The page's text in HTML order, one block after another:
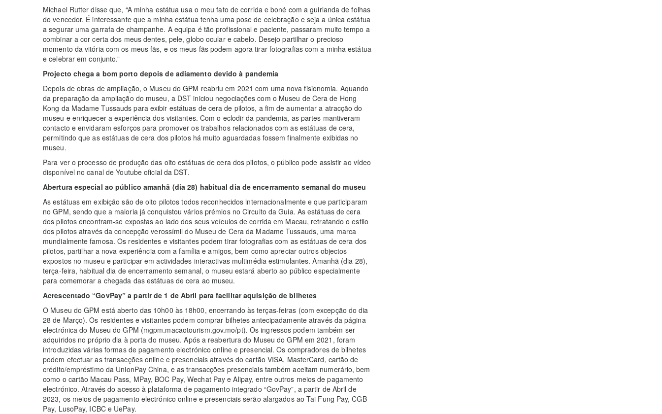
Michael Rutter disse que, “A minha estátua usa o meu fato de corrida e boné com a guirlanda de folhas
do vencedor. É interessante que a minha estátua tenha uma pose de celebração e seja a única estátua
a segurar uma garrafa de champanhe. A equipa é tão profissional e paciente, passaram muito tempo a
combinar a cor certa dos meus dentes, pele, globo ocular e cabelo. Desejo partilhar o precioso
momento da vitória com os meus fãs, e os meus fãs podem agora tirar fotografias com a minha estátua
e celebrar em conjunto.”
Projecto chega a bom porto depois de adiamento devido à pandemia
Depois de obras de ampliação, o Museu do GPM reabriu em 2021 com uma nova fisionomia. Aquando
da preparação da ampliação do museu, a DST iniciou negociações com o Museu de Cera de Hong
Kong da Madame Tussauds para exibir estátuas de cera de pilotos, a fim de aumentar a atracção do
museu e enriquecer a experiência dos visitantes. Com o eclodir da pandemia, as partes mantiveram
contacto e envidaram esforços para promover os trabalhos relacionados com as estátuas de cera,
permitindo que as estátuas de cera dos pilotos há muito aguardadas fossem finalmente exibidas no
museu.
Para ver o processo de produção das oito estátuas de cera dos pilotos, o público pode assistir ao vídeo
disponível no canal de Youtube oficial da DST.
Abertura especial ao público amanhã (dia 28) habitual dia de encerramento semanal do museu
As estátuas em exibição são de oito pilotos todos reconhecidos internacionalmente e que participaram
no GPM, sendo que a maioria já conquistou vários prémios no Circuito da Guia. As estátuas de cera
dos pilotos encontram-se expostas ao lado dos seus veículos de corrida em Macau, retratando o estilo
dos pilotos através da concepção verossímil do Museu de Cera da Madame Tussauds, uma marca
mundialmente famosa. Os residentes e visitantes podem tirar fotografias com as estátuas de cera dos
pilotos, partilhar a nova experiência com a família e amigos, bem como apreciar outros objectos
expostos no museu e participar em actividades interactivas multimédia estimulantes. Amanhã (dia 28),
terça-feira, habitual dia de encerramento semanal, o museu estará aberto ao público especialmente
para comemorar a chegada das estátuas de cera ao museu.
Acrescentado “GovPay” a partir de 1 de Abril para facilitar aquisição de bilhetes
O Museu do GPM está aberto das 10h00 às 18h00, encerrando às terças-feiras (com excepção do dia
28 de Março). Os residentes e visitantes podem comprar bilhetes antecipadamente através da página
electrónica do Museu do GPM (mgpm.macaotourism.gov.mo/pt). Os ingressos podem também ser
adquiridos no próprio dia à porta do museu. Após a reabertura do Museu do GPM em 2021, foram
introduzidas várias formas de pagamento electrónico online e presencial. Os compradores de bilhetes
podem efectuar as transacções online e presenciais através do cartão VISA, MasterCard, cartão de
crédito/empréstimo da UnionPay China, e as transacções presenciais também aceitam numerário, bem
como o cartão Macau Pass, MPay, BOC Pay, Wechat Pay e Alipay, entre outros meios de pagamento
electrónico. Através do acesso à plataforma de pagamento integrado “GovPay”, a partir de Abril de
2023, os meios de pagamento electrónico online e presenciais serão alargados ao Tai Fung Pay, CGB
Pay, LusoPay, ICBC e UePay.